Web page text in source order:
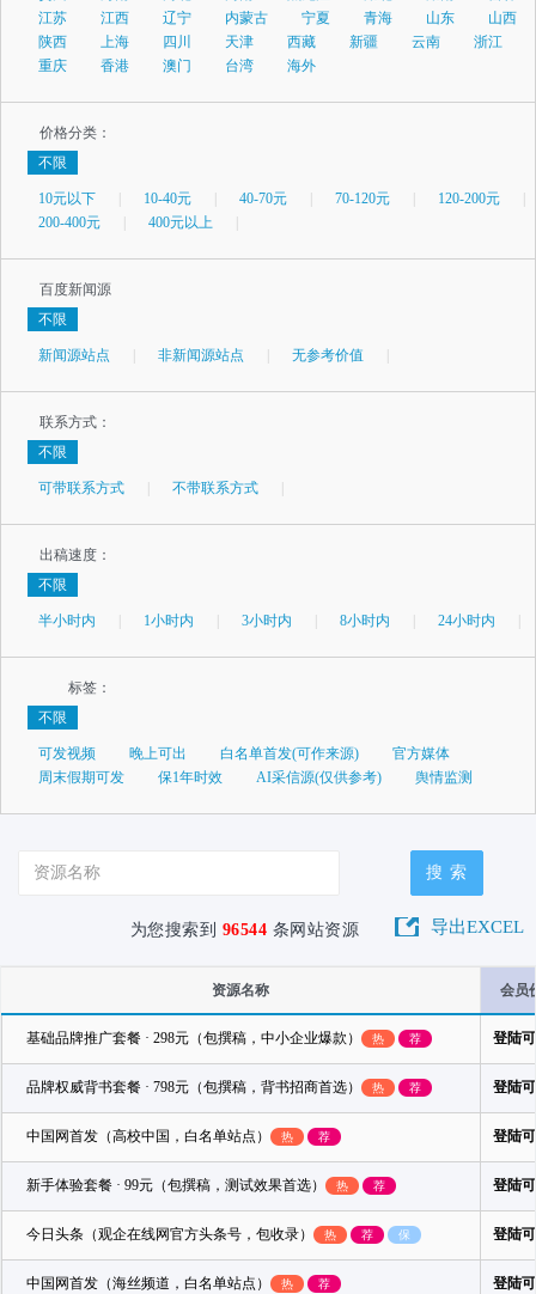
江苏
江西 辽宁 内蒙古 宁夏 青海 山东
山西
陕西
上海 四川 天津 西藏 新疆 云南
浙江
重庆
香港 澳门 台湾 海外
价格分类：
不限
10元以下 10-40元 40-70元 70-120元 120-200元
200-400元
400元以上
百度新闻源
不限
新闻源站点 非新闻源站点 无参考价值
联系方式：
不限
可带联系方式 不带联系方式
出稿速度：
不限
半小时内 1小时内 3小时内 8小时内 24小时内
标签：
不限
可发视频 晚上可出 白名单首发(可作来源)
官方媒体
周末假期可发
保1年时效 AI采信源(仅供参考) 舆情监测
称
导出EXCEL
为您搜索到 96544 条网站资源
资源名称 会员
基础品牌推广套餐 · 298元（包撰稿，中小企业爆款） 热 荐 登陆
品牌权威背书套餐 · 798元（包撰稿，背书招商首选） 热 荐 登陆
中国网首发（高校中国，白名单站点） 热 荐 登陆
新手体验套餐 · 99元（包撰稿，测试效果首选） 热 荐 登陆
今日头条（观企在线网官方头条号，包收录） 热 荐 保 登陆
中国网首发（海丝频道，白名单站点） 热 荐 登陆